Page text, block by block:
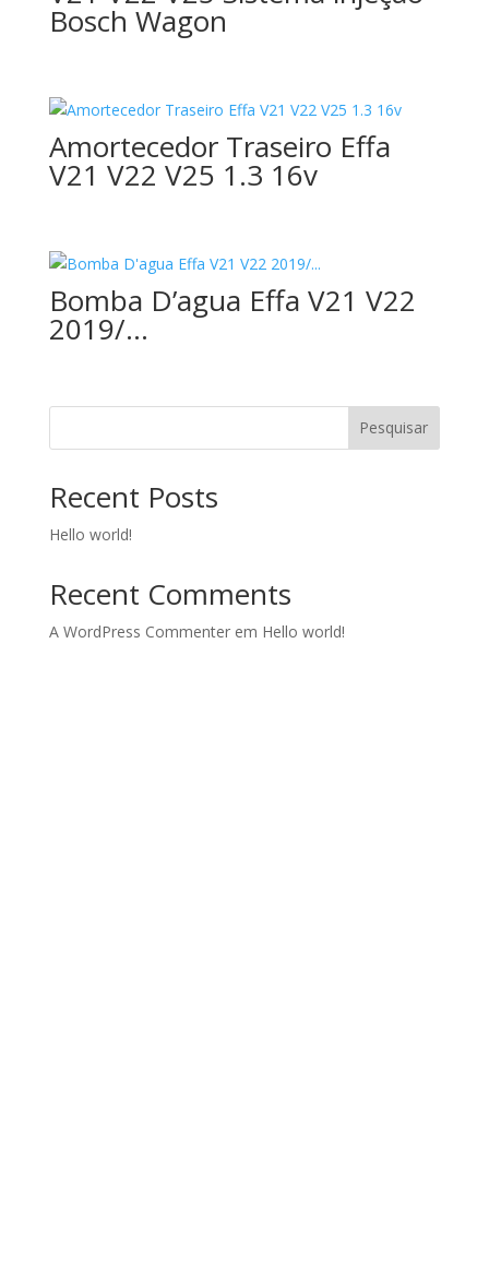
Bosch Wagon
Amortecedor Traseiro Effa
V21 V22 V25 1.3 16v
Bomba D’agua Effa V21 V22
2019/…
Pesquisar
Recent Posts
Hello world!
Recent Comments
A WordPress Commenterem Hello world!